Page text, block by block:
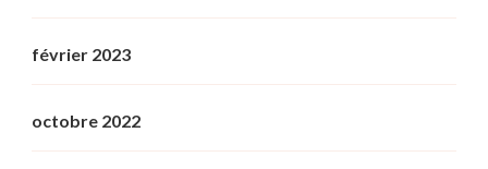
février 2023
octobre 2022